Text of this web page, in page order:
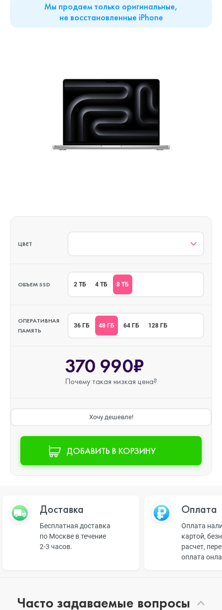
Мы продаем только оригинальные,
не восстановленные iPhone
ЦВЕТ
ОБЪЕМ SSD 2 ТБ 4 ТБ 8 ТБ
ОПЕРАТИВНАЯ
ПАМЯТЬ
36 ГБ 48 ГБ 64 ГБ 128 ГБ
370 990₽
Почему такая низкая цена?
Хочу дешевле!
ДОБАВИТЬ В КОРЗИНУ
Доставка
Бесплатная доставка
по Москве в течение
2-3 часов.
Оплата
Оплата
картой,
расчет,
оплата
Часто задаваемые вопросы